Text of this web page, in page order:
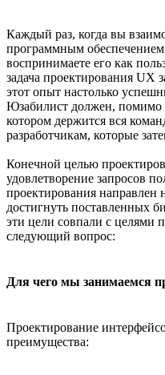
Каждый раз, когда вы
программным
воспринимаете его как
задача проектирования UX
этот опыт настолько
Юзабилист должен, помимо
котором держится вся
разработчикам, которые
Конечной целью
удовлетворение запросов
проектирования направлен
достигнуть поставленных
эти цели совпали с целями
следующий вопрос:
Для чего мы занимаемся
Проектирование
преимущества: